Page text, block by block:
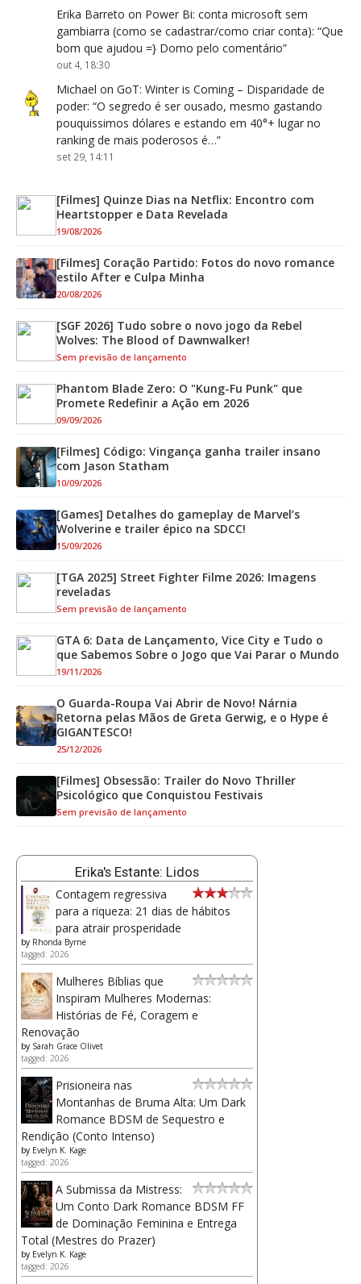
Erika Barreto on Power Bi: conta microsoft sem
gambiarra (como se cadastrar/como criar conta): “Que
bom que ajudou =} Domo pelo comentário”
out 4, 18:30
Michael on GoT: Winter is Coming – Disparidade de
poder: “O segredo é ser ousado, mesmo gastando
pouquissimos dólares e estando em 40°+ lugar no
ranking de mais poderosos é…”
set 29, 14:11
[Filmes] Quinze Dias na Netflix: Encontro com
Heartstopper e Data Revelada
19/08/2026
[Filmes] Coração Partido: Fotos do novo romance
estilo After e Culpa Minha
20/08/2026
[SGF 2026] Tudo sobre o novo jogo da Rebel
Wolves: The Blood of Dawnwalker!
Sem previsão de lançamento
Phantom Blade Zero: O "Kung-Fu Punk" que
Promete Redefinir a Ação em 2026
09/09/2026
[Filmes] Código: Vingança ganha trailer insano
com Jason Statham
10/09/2026
[Games] Detalhes do gameplay de Marvel’s
Wolverine e trailer épico na SDCC!
15/09/2026
[TGA 2025] Street Fighter Filme 2026: Imagens
reveladas
Sem previsão de lançamento
GTA 6: Data de Lançamento, Vice City e Tudo o
que Sabemos Sobre o Jogo que Vai Parar o Mundo
19/11/2026
O Guarda-Roupa Vai Abrir de Novo! Nárnia
Retorna pelas Mãos de Greta Gerwig, e o Hype é
GIGANTESCO!
25/12/2026
[Filmes] Obsessão: Trailer do Novo Thriller
Psicológico que Conquistou Festivais
Sem previsão de lançamento
Erika's Estante: Lidos
Contagem regressiva
para a riqueza: 21 dias de hábitos
para atrair prosperidade
by Rhonda Byrne
tagged: 2026
Mulheres Bíblias que
Inspiram Mulheres Modernas:
Histórias de Fé, Coragem e
Renovação
by Sarah Grace Olivet
tagged: 2026
Prisioneira nas
Montanhas de Bruma Alta: Um Dark
Romance BDSM de Sequestro e
Rendição (Conto Intenso)
by Evelyn K. Kage
tagged: 2026
A Submissa da Mistress:
Um Conto Dark Romance BDSM FF
de Dominação Feminina e Entrega
Total (Mestres do Prazer)
by Evelyn K. Kage
tagged: 2026